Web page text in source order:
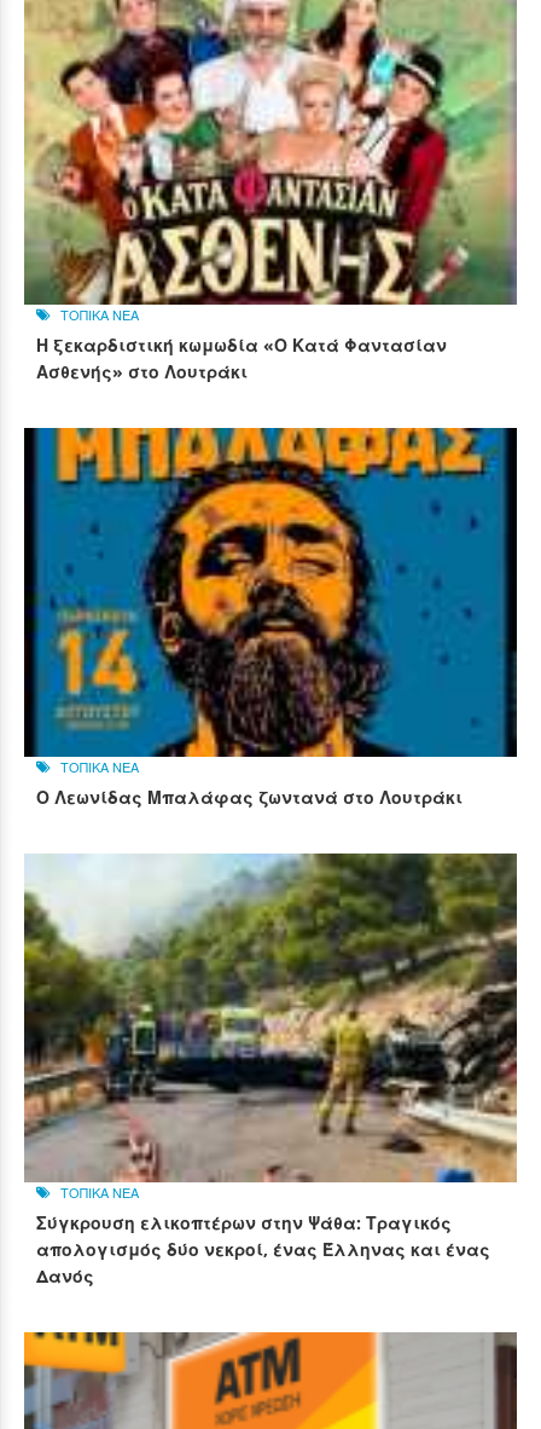
ΤΟΠΙΚΑ ΝΕΑ
Η ξεκαρδιστική κωμωδία «Ο Κατά Φαντασίαν
Ασθενής» στο Λουτράκι
ΤΟΠΙΚΑ ΝΕΑ
Ο Λεωνίδας Μπαλάφας ζωντανά στο Λουτράκι
ΤΟΠΙΚΑ ΝΕΑ
Σύγκρουση ελικοπτέρων στην Ψάθα: Τραγικός
απολογισμός δύο νεκροί, ένας Έλληνας και ένας
Δανός